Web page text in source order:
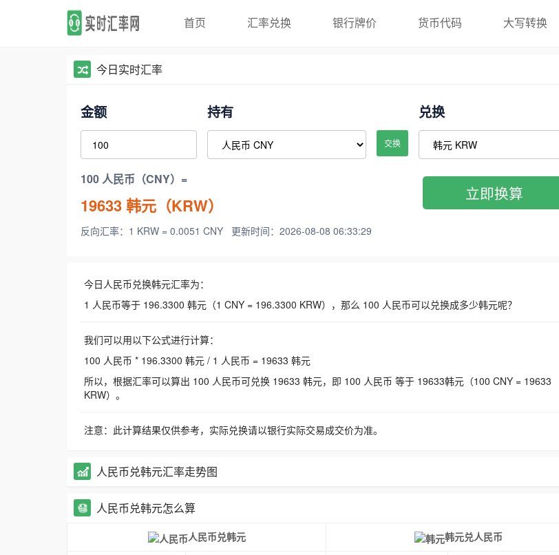
首页 汇率兑换 银行牌价 货币代码 大写转换
今日实时汇率
金额 持有
交换
兑换
100 人民币（CNY）=
19633韩元（KRW）
反向汇率：1 KRW = 0.0051 CNY 更新时间：2026-08-08 06:33:29
立即换算
今日人民币兑换韩元汇率为：
1 人民币等于 196.3300 韩元（1 CNY = 196.3300 KRW），那么 100 人民币可以兑换成多少韩元呢？
我们可以用以下公式进行计算：
100 人民币 * 196.3300 韩元 / 1 人民币 = 19633 韩元
所以，根据汇率可以算出 100 人民币可兑换 19633 韩元，即 100 人民币 等于 19633韩元（100 CNY = 19633
KRW）。
注意：此计算结果仅供参考，实际兑换请以银行实际交易成交价为准。
人民币兑韩元汇率走势图
人民币兑韩元怎么算
人民币兑韩元 韩元兑人民币